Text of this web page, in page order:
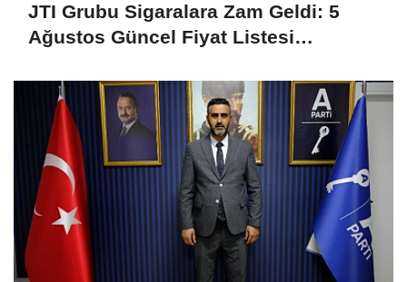
JTI Grubu Sigaralara Zam Geldi: 5
Ağustos Güncel Fiyat Listesi